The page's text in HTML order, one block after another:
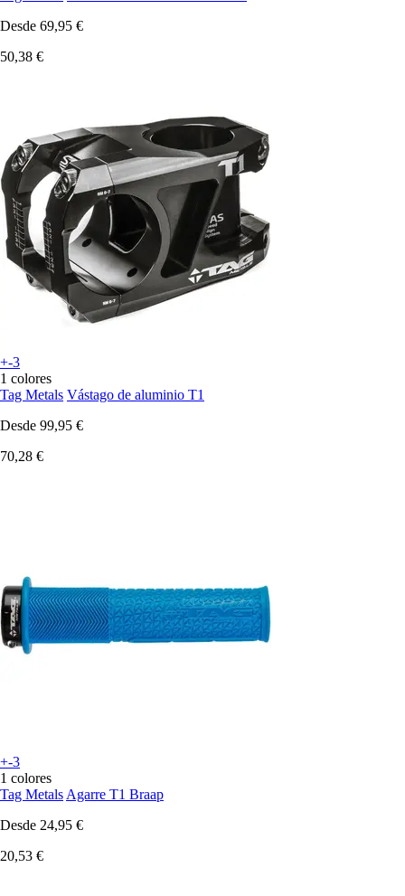
Desde 69,95 €
50,38 €
+-3
1 colores
Tag Metals Vástago de aluminio T1
Desde 99,95 €
70,28 €
+-3
1 colores
Tag Metals Agarre T1 Braap
Desde 24,95 €
20,53 €